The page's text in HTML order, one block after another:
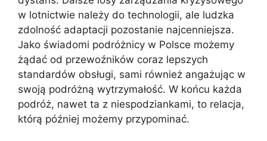
w lotnictwie należy do technologii, ale ludzka
zdolność adaptacji pozostanie najcenniejsza.
Jako świadomi podróżnicy w Polsce możemy
żądać od przewoźników coraz lepszych
standardów obsługi, sami również angażując w
swoją podróżną wytrzymałość. W końcu każda
podróż, nawet ta z niespodziankami, to relacja,
którą później możemy przypominać.